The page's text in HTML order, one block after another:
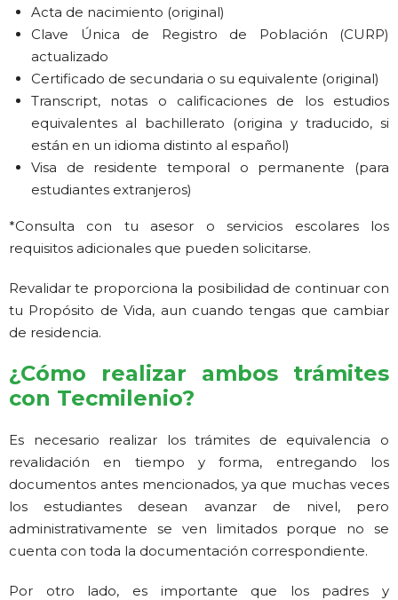
Acta de nacimiento (original)
Clave Única de Registro de Población (CURP)
actualizado
Certificado de secundaria o su equivalente (original)
Transcript, notas o calificaciones de los estudios
equivalentes al bachillerato (origina y traducido, si
están en un idioma distinto al español)
Visa de residente temporal o permanente (para
estudiantes extranjeros)
*Consulta con tu asesor o servicios escolares los
requisitos adicionales que pueden solicitarse.
Revalidar te proporciona la posibilidad de continuar con
tu Propósito de Vida, aun cuando tengas que cambiar
de residencia.
¿Cómo realizar ambos trámites
con Tecmilenio?
Es necesario realizar los trámites de equivalencia o
revalidación en tiempo y forma, entregando los
documentos antes mencionados, ya que muchas veces
los estudiantes desean avanzar de nivel, pero
administrativamente se ven limitados porque no se
cuenta con toda la documentación correspondiente.
Por otro lado, es importante que los padres y